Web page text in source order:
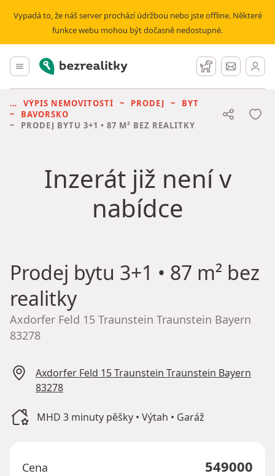
Vypadá to, že náš server prochází údržbou nebo jste offline. Některé
funkce webu mohou být dočasně nedostupné.
Hlavní menu
Bezrealitky Hlídací pes
Zprávy
VÝPIS NEMOVITOSTÍ PRODEJ
BYT
BAVORSKO
PRODEJ BYTU 3+1 • 87 M² BEZ REALITKY
Inzerát již není v
nabídce
Prodej bytu 3+1 • 87 m² bez
realitky
Axdorfer Feld 15 Traunstein Traunstein Bayern
83278
Axdorfer Feld 15 Traunstein Traunstein Bayern
83278
MHD 3 minuty pěšky • Výtah • Garáž
Cena 549000